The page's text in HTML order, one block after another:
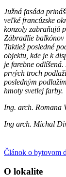
Južná fasáda
veľké francúzske
konzoly zabraňujú
Zábradlie balkónov
Taktiež posledné
objektu, kde je k
je farebne
prvých troch
posledným
hmoty svetlej farby.
Ing. arch. Romana
Ing arch. Michal
Článok o bytovom
O lokalite